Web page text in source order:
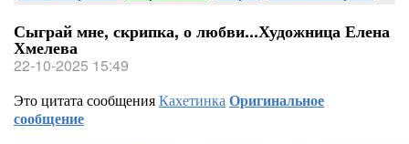
Сыграй мне, скрипка, о любви...Художница Елена
Хмелева
22-10-2025 15:49
Это цитата сообщенияКахетинкаОригинальное
сообщение